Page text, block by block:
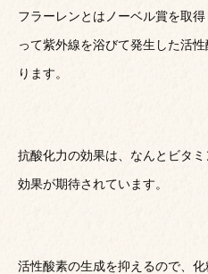
フラーレンとはノーベル賞を取
って紫外線を浴びて発生した活
ります。
抗酸化力の効果は、なんとビタ
効果が期待されています。
活性酸素の生成を抑えるので、